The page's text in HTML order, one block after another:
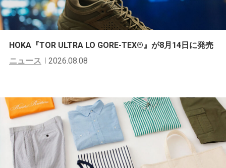
HOKA『TOR ULTRA LO GORE-TEX®︎』が8月14日に発売
ニュース
2026.08.08